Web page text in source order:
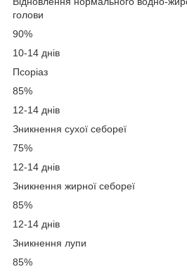
голови
90%
10-14 днів
Псоріаз
85%
12-14 днів
Зникнення сухої себореї
75%
12-14 днів
Зникнення жирної себореї
85%
12-14 днів
Зникнення лупи
85%